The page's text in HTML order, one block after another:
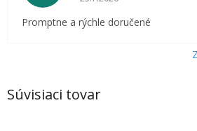
Súvisiaci tovar
Promptne a rýchle doručené